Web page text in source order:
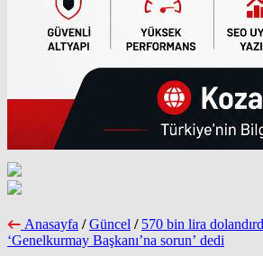
Anasayfa / Güncel / 570 bin lira
‘Genelkurmay Başkanı’na sorun’ dedi